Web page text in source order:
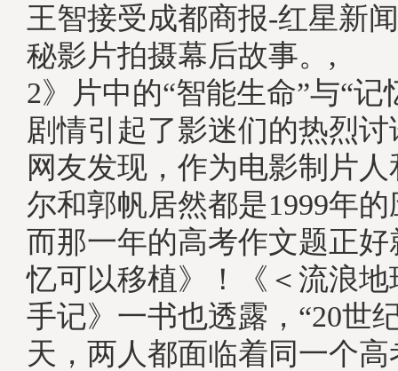
王智接受成都商报-红星新
秘影片拍摄幕后故事。,
2》片中的“智能生命”与“记
剧情引起了影迷们的热烈
网友发现，作为电影制片
尔和郭帆居然都是1999年
而那一年的高考作文题正
忆可以移植》！《＜流浪
手记》一书也透露，“20世
天，两人都面临着同一个